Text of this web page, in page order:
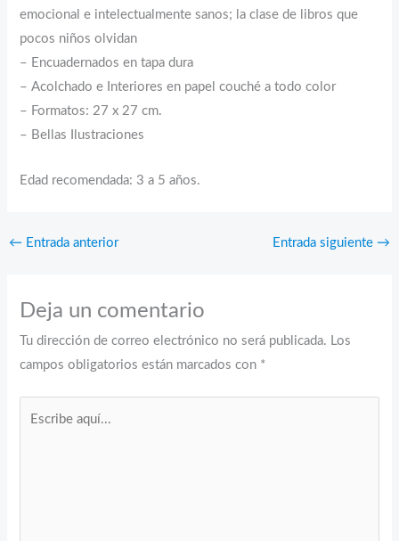
emocional e intelectualmente sanos; la clase de libros que
pocos niños olvidan
– Encuadernados en tapa dura
– Acolchado e Interiores en papel couché a todo color
– Formatos: 27 x 27 cm.
– Bellas Ilustraciones
Edad recomendada: 3 a 5 años.
← Entrada anterior Entrada siguiente →
Deja un comentario
Tu dirección de correo electrónico no será publicada. Los
campos obligatorios están marcados con *